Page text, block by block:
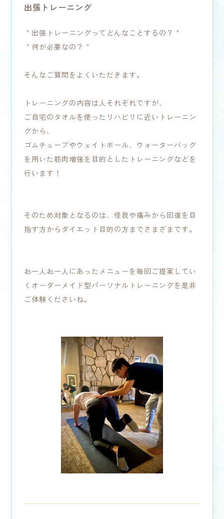
出張トレーニング
＂出張トレーニングってどんなことするの？＂
＂何が必要なの？＂
そんなご質問をよくいただきます。
トレーニングの内容は人それぞれですが、
ご自宅のタオルを使ったリハビリに近いトレーニン
グから、
ゴムチューブやウェイトボール、ウォーターバッグ
を用いた筋肉増強を目的としたトレーニングなどを
行います！
そのため対象となるのは、怪我や痛みから回復を目
指す方からダイエット目的の方までさまざまです。
お一人お一人にあったメニューを毎回ご提案してい
くオーダーメイド型パーソナルトレーニングを是非
ご体験くださいね。